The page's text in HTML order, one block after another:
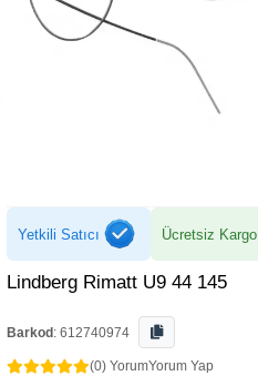
Yetkili Satıcı Ücretsiz Kargo
Lindberg Rimatt U9 44 145
Barkod : 612740974
(0) YorumYorum Yap